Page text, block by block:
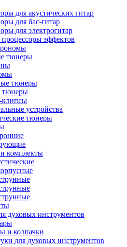
для акустических гитар
для бас-гитар
для электрогитар
эффектов
тюнеры
тюнеры
тюнеры
устройства
тюнеры
комплекты
духовых инструментов
и колпачки
для духовых инструментов